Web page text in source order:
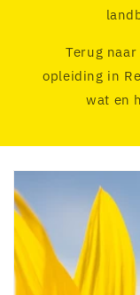
Terug
opleiding in
wat en